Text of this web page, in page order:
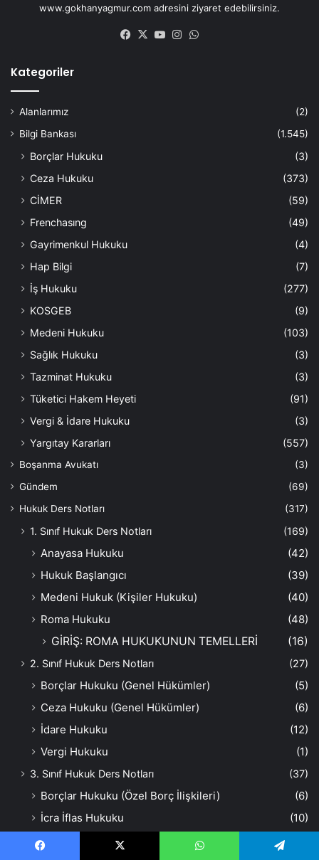
www.gokhanyagmur.com adresini ziyaret edebilirsiniz.
Facebook
X YouTubeInstagram
Kategoriler
Alanlarımız
(2)
Bilgi Bankası
(1.545)
Borçlar Hukuku
(3)
Ceza Hukuku
(373)
CİMER
(59)
Frenchasıng
(49)
Gayrimenkul Hukuku
(4)
Hap Bilgi
(7)
İş Hukuku
(277)
KOSGEB
(9)
Medeni Hukuku
(103)
Sağlık Hukuku
(3)
Tazminat Hukuku
(3)
Tüketici Hakem Heyeti
(91)
Vergi & İdare Hukuku
(3)
Yargıtay Kararları
(557)
Boşanma Avukatı
(3)
Gündem
(69)
Hukuk Ders Notları
(317)
1. Sınıf Hukuk Ders Notları (169)
Anayasa Hukuku
(42)
Hukuk Başlangıcı
(39)
Medeni Hukuk (Kişiler Hukuku)
(40)
Roma Hukuku
(48)
GİRİŞ: ROMA HUKUKUNUN TEMELLERİ
(16)
2. Sınıf Hukuk Ders Notları (27)
Borçlar Hukuku (Genel Hükümler)
(5)
Ceza Hukuku (Genel Hükümler)
(6)
İdare Hukuku
(12)
Vergi Hukuku
(1)
3. Sınıf Hukuk Ders Notları (37)
Borçlar Hukuku (Özel Borç İlişkileri)
(6)
İcra İflas Hukuku
(10)
İş ve Sosyal Güvenlik Hukuku